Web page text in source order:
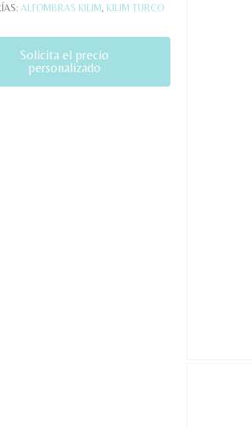
ALFOMBRAS KILIM, KILIM TURCO
Solicita el precio
personalizado